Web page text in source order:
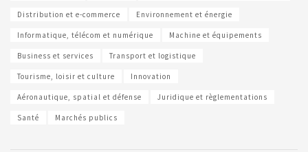
Distribution et e-commerce Environnement et énergie
Informatique, télécom et numérique Machine et équipements
Business et services Transport et logistique
Tourisme, loisir et culture Innovation
Aéronautique, spatial et défense Juridique et règlementations
Santé Marchés publics